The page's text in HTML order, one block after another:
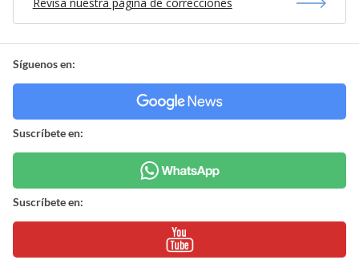
Revisa nuestra página de correcciones
Síguenos en:
Suscríbete en:
Suscríbete en: